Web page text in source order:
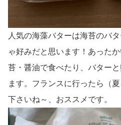
人気の海藻バターは海苔のバ
ゃ好みだと思います！あった
苔・醤油で食べたり、バター
ます。フランスに行ったら（
下さいね～、おススメです。